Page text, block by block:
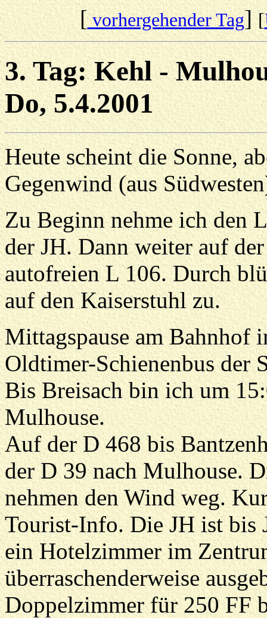
[vorhergehender Tag] [
3. Tag: Kehl -
Do, 5.4.2001
Heute scheint die Sonne,
Gegenwind (aus
Zu Beginn nehme ich den
der JH. Dann weiter auf
autofreien L 106. Durch
auf den Kaiserstuhl zu.
Mittagspause am Bahnhof
Oldtimer-Schienenbus der
Bis Breisach bin ich um
Mulhouse.
Auf der D 468 bis
der D 39 nach Mulhouse.
nehmen den Wind weg.
Tourist-Info. Die JH ist bis
ein Hotelzimmer im
überraschenderweise
Doppelzimmer für 250 FF